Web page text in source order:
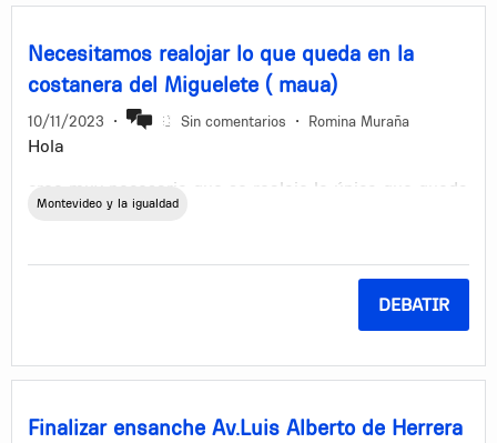
Necesitamos realojar lo que queda en la
costanera del Miguelete ( maua)
10/11/2023 • Sin comentarios • Romina Muraña
Hola
creo muy necesario que se realoje lo único que queda
de viviendas muy precarias en el prado norte, zona
los días de lluvia muchísimos niños están entre el
barro, en condiciones lamentables de higiene ya que
están contra esa agua contaminada y cada vez hay
Montevideo y la igualdad
DEBATIR
Finalizar ensanche Av.Luis Alberto de Herrera